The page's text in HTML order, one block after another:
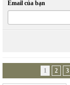
Email của bạn
1 2 3